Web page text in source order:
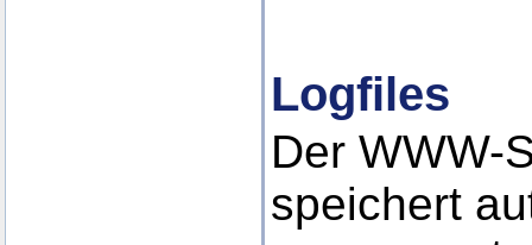
Logfiles
Der WWW-
speichert